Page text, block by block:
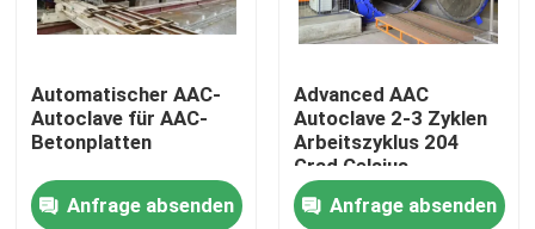
Werksbesichtigung
Qualitätskontrolle
Automatischer AAC-
Autoclave für AAC-
Betonplatten
Anfrage absenden
Advanced AAC
Autoclave 2-3 Zyklen
Arbeitszyklus 204
Grad Celsius
Konstruktionstemperatur
Anfrage absenden